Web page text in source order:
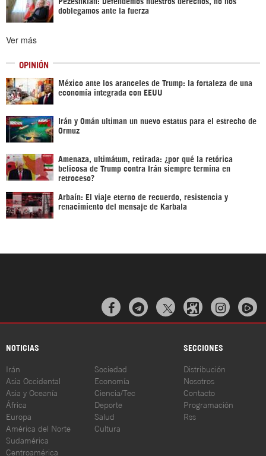
doblegamos ante la fuerza
Ver más
OPINIÓN
México ante los aranceles de Trump: la fortaleza de una
economía integrada con EEUU
Irán y Omán ultiman un nuevo estatus para el estrecho de
Ormuz
Amenaza, ultimátum, retirada: ¿por qué la retórica
belicosa de Trump contra Irán siempre termina en
retroceso?
Arbaín: El viaje eterno de recuerdo, resistencia y
renacimiento del mensaje de Karbala
  
NOTICIAS SECCIONES
Irán
Asia Occidental
Asia y Oceanía
África
Europa
América del Norte
Sudamérica
Centroamérica
Sociedad
Economía
Ciencia/Tec
Deporte
Salud
Cultura
Distribución
Nosotros
Contacto
Programación
Rss